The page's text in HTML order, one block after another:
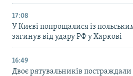
17:08
У Києві попрощалися із
загинув від удару РФ у Харкові
16:49
Двоє рятувальників